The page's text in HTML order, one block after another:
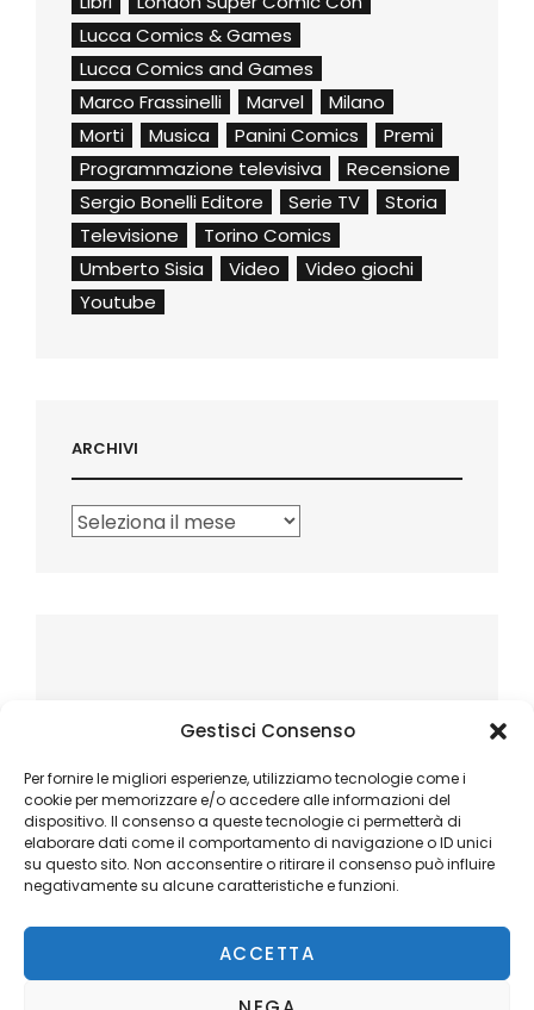
Gestisci Consenso
Per fornire le migliori esperienze, utilizziamo tecnologie come i
cookie per memorizzare e/o accedere alle informazioni del
dispositivo. Il consenso a queste tecnologie ci permetterà di
elaborare dati come il comportamento di navigazione o ID unici
su questo sito. Non acconsentire o ritirare il consenso può influire
negativamente su alcune caratteristiche e funzioni.
ACCETTA
Lucca Comics & Games
Lucca Comics and Games
Marco Frassinelli
Marvel
Milano
Morti
Musica Panini Comics
Premi
Programmazione televisiva
Recensione
Sergio Bonelli Editore
Serie TV
Storia
Televisione
Torino Comics
Umberto Sisia
Video
Video giochi
Youtube
ARCHIVI
Archivi